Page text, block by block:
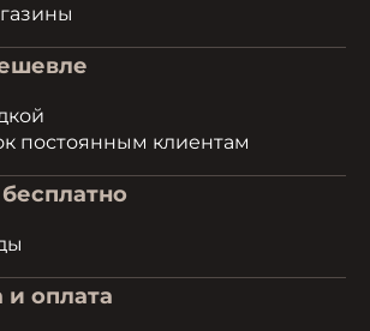
постоянным клиентам
и оплата